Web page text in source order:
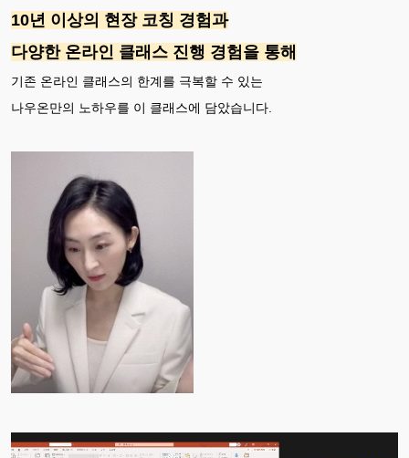
10년 이상의 현장 코칭 경험과
다양한 온라인 클래스 진행 경험을 통해
기존 온라인 클래스의 한계를 극복할 수 있는
나우온만의 노하우를 이 클래스에 담았습니다.